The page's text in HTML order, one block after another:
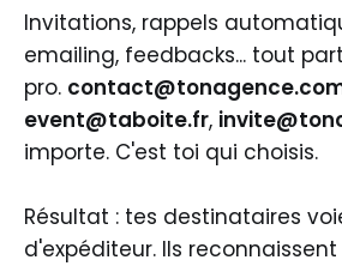
Invitations, rappels
emailing, feedbacks... tout
pro.
event@taboite.fr,
importe. C'est toi qui choisis.
Résultat : tes destinataires
d'expéditeur. Ils